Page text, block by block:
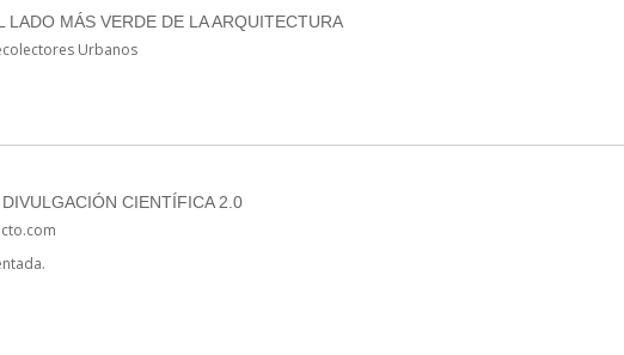
LADO MÁS VERDE DE LA ARQUITECTURA
Urbanos
CIENTÍFICA 2.0